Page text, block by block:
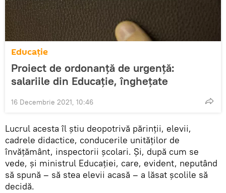
Educație
Proiect de ordonanță de urgență:
salariile din Educație, înghețate
16 Decembrie 2021, 10:46
Lucrul acesta îl știu deopotrivă părinții, elevii,
cadrele didactice, conducerile unităților de
învățământ, inspectorii școlari. Și, după cum se
vede, și ministrul Educației, care, evident, neputând
să spună – să stea elevii acasă – a lăsat școlile să
decidă.